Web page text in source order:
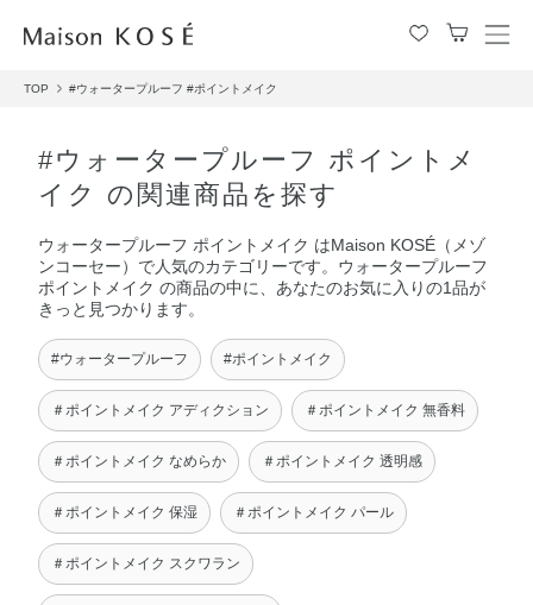
メ
TOP #ウォータープルーフ #ポイントメイク
#ウォータープルーフ ポイントメ
イク の関連商品を探す
ウォータープルーフ ポイントメイク はMaison KOSÉ（メゾ
ンコーセー）で人気のカテゴリーです。ウォータープルーフ
ポイントメイク の商品の中に、あなたのお気に入りの1品が
きっと見つかります。
#ウォータープルーフ #ポイントメイク
＃ポイントメイク アディクション ＃ポイントメイク 無香料
＃ポイントメイク なめらか ＃ポイントメイク 透明感
＃ポイントメイク 保湿 ＃ポイントメイク パール
＃ポイントメイク スクワラン